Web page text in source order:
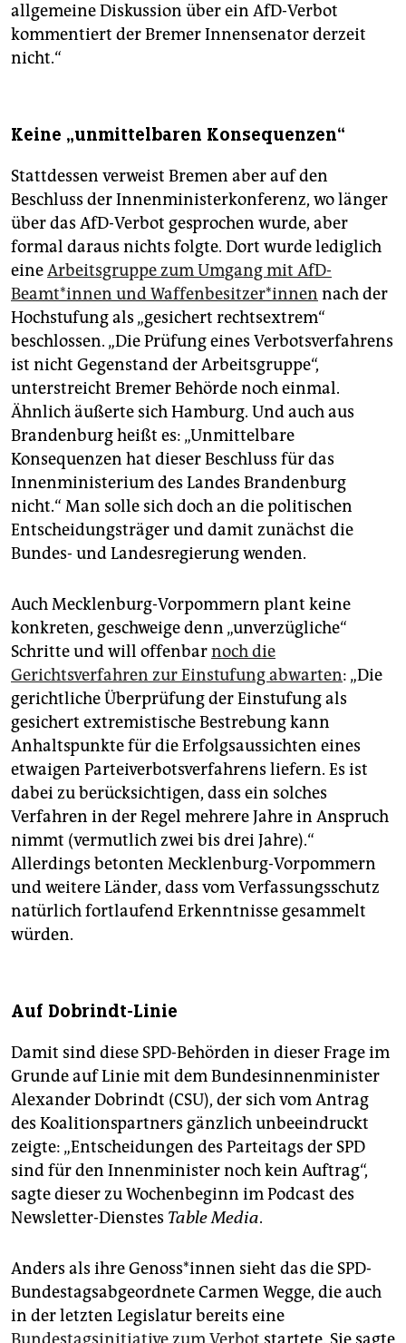
allgemeine Diskussion über ein AfD-Verbot
kommentiert der Bremer Innensenator derzeit
nicht.“
Keine „unmittelbaren Konsequenzen“
Stattdessen verweist Bremen aber auf den
Beschluss der Innenministerkonferenz, wo länger
über das AfD-Verbot gesprochen wurde, aber
formal daraus nichts folgte. Dort wurde lediglich
eineArbeitsgruppe zum Umgang mit AfD-
Beamt*innen und Waf­fen­be­sit­ze­r*in­nen nach der
Hochstufung als „gesichert rechtsextrem“
beschlossen. „Die Prüfung eines Verbotsverfahrens
ist nicht Gegenstand der Arbeitsgruppe“,
unterstreicht Bremer Behörde noch einmal.
Ähnlich äußerte sich Hamburg. Und auch aus
Brandenburg heißt es: „Unmittelbare
Konsequenzen hat dieser Beschluss für das
Innenministerium des Landes Brandenburg
nicht.“ Man solle sich doch an die politischen
Entscheidungsträger und damit zunächst die
Bundes- und Landesregierung wenden.
Auch Mecklenburg-Vorpommern plant keine
konkreten, geschweige denn „unverzügliche“
Schritte und will offenbarnoch die
Gerichtsverfahren zur Einstufung abwarten: „Die
gerichtliche Überprüfung der Einstufung als
gesichert extremistische Bestrebung kann
Anhaltspunkte für die Erfolgsaussichten eines
etwaigen Parteiverbotsverfahrens liefern. Es ist
dabei zu berücksichtigen, dass ein solches
Verfahren in der Regel mehrere Jahre in Anspruch
nimmt (vermutlich zwei bis drei Jahre).“
Allerdings betonten Mecklenburg-Vorpommern
und weitere Länder, dass vom Verfassungsschutz
natürlich fortlaufend Erkenntnisse gesammelt
würden.
Auf Dobrindt-Linie
Damit sind diese SPD-Behörden in dieser Frage im
Grunde auf Linie mit dem Bundesinnenminister
Alexander Dobrindt (CSU), der sich vom Antrag
des Koalitionspartners gänzlich unbeeindruckt
zeigte: „Entscheidungen des Parteitags der SPD
sind für den Innenminister noch kein Auftrag“,
sagte dieser zu Wochenbeginn im Podcast des
Newsletter-Dienstes Table Media.
Anders als ihre Ge­nos­s*in­nen sieht das die SPD-
Bundestagsabgeordnete Carmen Wegge, die auch
in der letzten Legislatur bereits eine